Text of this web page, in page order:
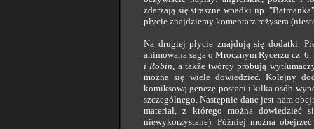
zdarzają się straszne wpadki np.
płycie znajdziemy komentarz reżysera
Na drugiej płycie znajdują się dodatki.
animowana saga o Mrocznym Rycerzu cz.
i Robin, a także twórcy próbują
można się wiele dowiedzieć. Kolejny
komiksową genezę postaci i kilka osób
szczególnego. Następnie dane jest nam
materiał, z którego można
niewykorzystane). Później można